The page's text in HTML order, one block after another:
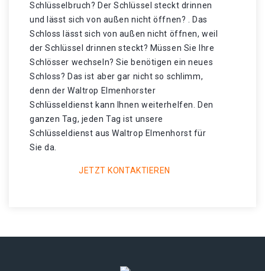
Schlüsselbruch? Der Schlüssel steckt drinnen
und lässt sich von außen nicht öffnen? . Das
Schloss lässt sich von außen nicht öffnen, weil
der Schlüssel drinnen steckt? Müssen Sie Ihre
Schlösser wechseln? Sie benötigen ein neues
Schloss? Das ist aber gar nicht so schlimm,
denn der Waltrop Elmenhorster
Schlüsseldienst kann Ihnen weiterhelfen. Den
ganzen Tag, jeden Tag ist unsere
Schlüsseldienst aus Waltrop Elmenhorst für
Sie da.
JETZT KONTAKTIEREN